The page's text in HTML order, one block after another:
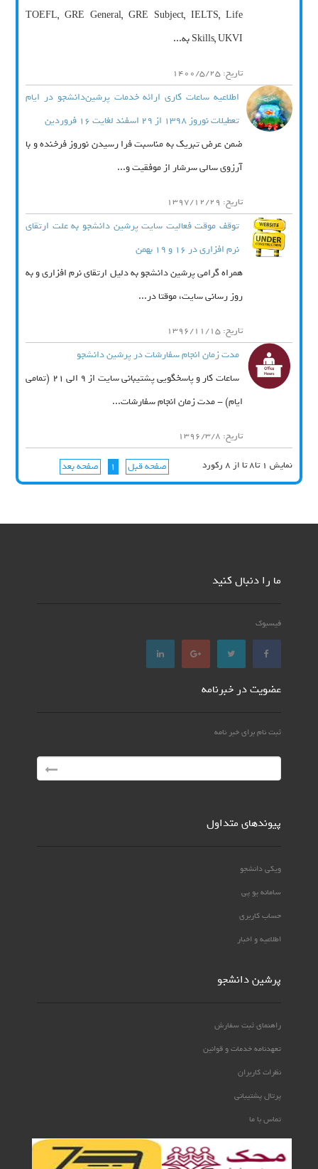
TOEFL, GRE General, GRE Subject, IELTS, Life
Skills, UKVI به...
تاریخ: 1400/5/25
اطلاعیه ساعات کاری ارائه خدمات پرشین‌دانشجو در ایام
تعطیلات نوروز 1398 از 29 اسفند لغایت 16 فروردین
ضمن عرض تبریک به مناسبت فرا رسیدن نوروز فرخنده و با
آرزوی سالی سرشار از موفقیت و...
تاریخ: 1397/12/29
توقف موقت فعالیت سایت پرشین دانشجو به علت ارتقای
نرم افزاری در 16 و 19 بهمن
همراه گرامی پرشین دانشجو به دلیل ارتقای نرم افزاری و به
روز رسانی سایت، موقتا در...
تاریخ: 1396/11/15
مدت زمان انجام سفارشات در پرشین دانشجو
ساعات کار و پاسخگویی پشتیبانی سایت از 9 الی 21 (تمامی
ایام) - مدت زمان انجام سفارشات...
تاریخ: 1396/3/8
نمایش 1 تا8 تا از 8 رکورد صفحه قبل 1 صفحه بعد
ما را دنبال کنید
فیسبوک
عضویت در خبرنامه
ثبت نام برای خبر نامه
پیوندهای متداول
ویکی دانشجو
سامانه یو پی
حساب کاربری
اطلاعیه و اخبار
پرشین دانشجو
راهنمای ثبت سفارش
تعهدنامه خدمات و قوانین
نظرات کاربران
پرتال پشتیبانی
تماس با ما